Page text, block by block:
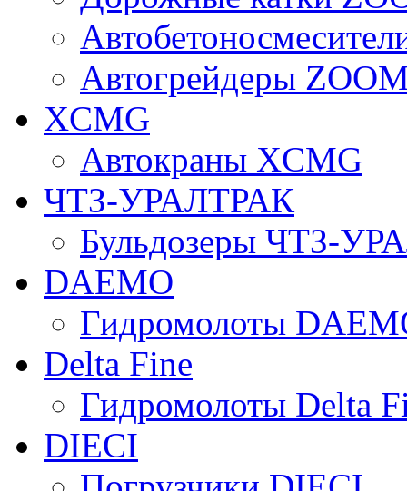
Автогрейдеры
XCMG
Автокраны XCMG
ЧТЗ-УРАЛТРАК
Бульдозеры ЧТЗ-
DAEMO
Гидромолоты
Delta Fine
Гидромолоты Delta
DIECI